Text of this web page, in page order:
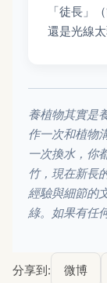
「徒長」
還是光線太
養植物其實是
作一次和植物
一次換水，你
竹，現在新長
經驗與細節的
綠。如果有任
分享到: 微博